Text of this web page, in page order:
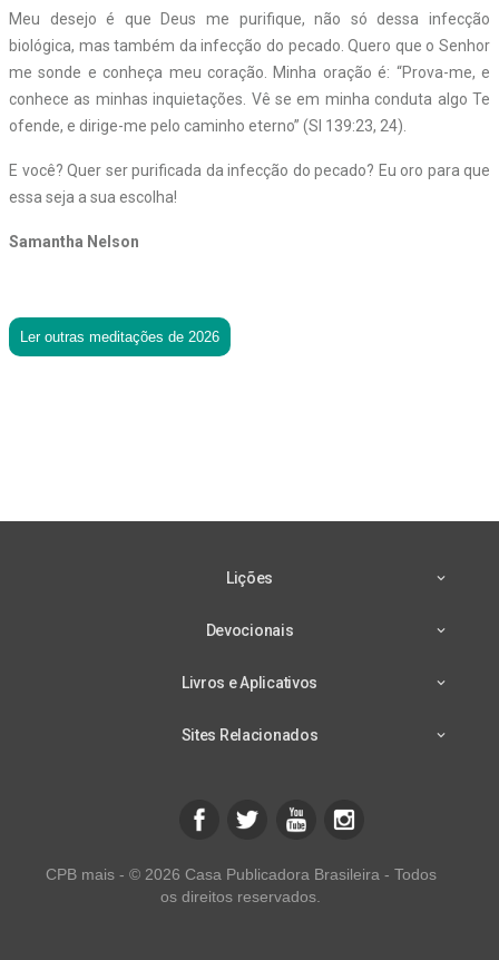
Meu desejo é que Deus me purifique, não só dessa infecção
biológica, mas também da infecção do pecado. Quero que o Senhor
me sonde e conheça meu coração. Minha oração é: “Prova-me, e
conhece as minhas inquietações. Vê se em minha conduta algo Te
ofende, e dirige-me pelo caminho eterno” (Sl 139:23, 24).
E você? Quer ser purificada da infecção do pecado? Eu oro para que
essa seja a sua escolha!
Samantha Nelson
Ler outras meditações de 2026
Lições
Devocionais
Livros e Aplicativos
Sites Relacionados
CPB mais - © 2026 Casa Publicadora Brasileira - Todos
os direitos reservados.